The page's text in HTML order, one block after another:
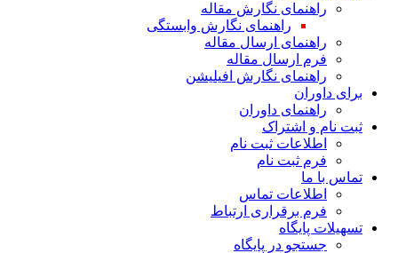
راهنمای نگارش مقاله
راهنمای نگارش وابستگی
راهنمای ارسال مقاله
فرم ارسال مقاله
راهنمای نگارش افیلیشن
برای داوران
راهنمای داوران
ثبت نام و اشتراک
اطلاعات ثبت نام
فرم ثبت نام
تماس با ما
اطلاعات تماس
فرم برقراری ارتباط
تسهیلات پایگاه
جستجو در پایگاه